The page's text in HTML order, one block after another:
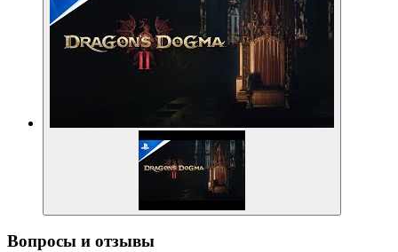
Вопросы и отзывы